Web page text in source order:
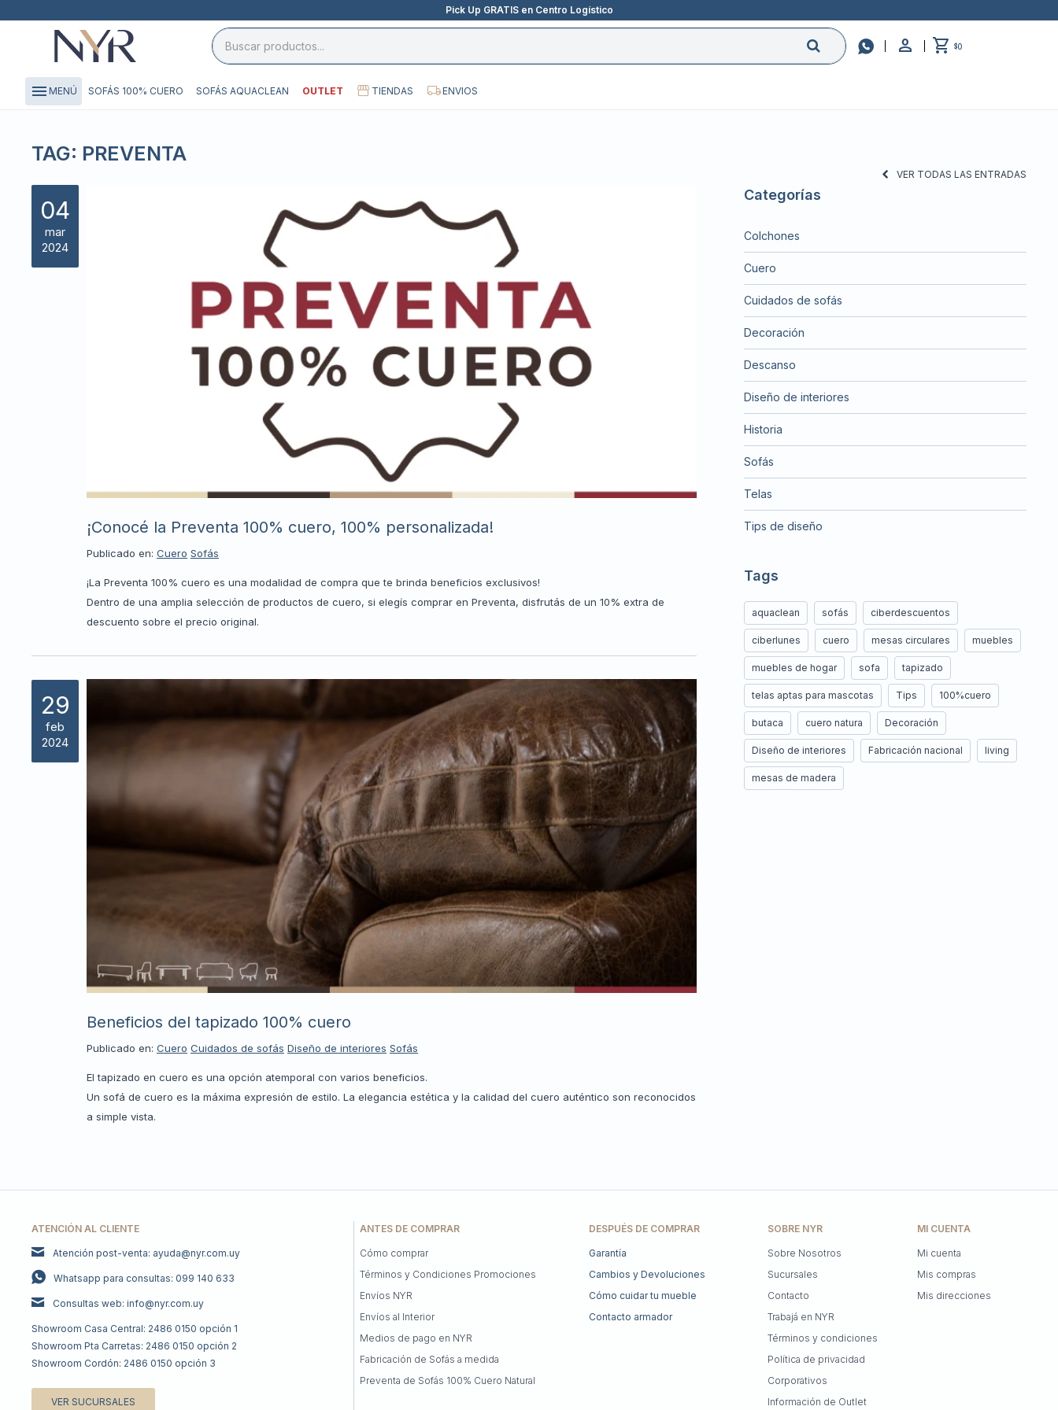
Pick Up GRATIS en Centro Logístico
 $0
menu MENÚ SOFÁS 100% CUERO SOFÁS AQUACLEAN OUTLET TIENDAS ENVIOS
TAG: PREVENTA
VER TODAS LAS ENTRADAS
¡Conocé la Preventa 100% cuero, 100% personalizada!
04
mar
2024
Publicado en: Cuero Sofás
¡La Preventa 100% cuero es una modalidad de compra que te brinda beneficios exclusivos!
Dentro de una amplia selección de productos de cuero, si elegís comprar en Preventa, disfrutás de un 10% extra de
descuento sobre el precio original.
Beneficios del tapizado 100% cuero
29
feb
2024
Publicado en: Cuero Cuidados de sofás Diseño de interiores Sofás
El tapizado en cuero es una opción atemporal con varios beneficios.
Un sofá de cuero es la máxima expresión de estilo. La elegancia estética y la calidad del cuero auténtico son reconocidos
a simple vista.
Categorías
Colchones
Cuero
Cuidados de sofás
Decoración
Descanso
Diseño de interiores
Historia
Sofás
Telas
Tips de diseño
Tags
aquaclean sofás ciberdescuentos
ciberlunes cuero mesas circulares muebles
muebles de hogar sofa tapizado
telas aptas para mascotas Tips 100%cuero
butaca cuero natura Decoración
Diseño de interiores Fabricación nacional living
mesas de madera
ATENCIÓN AL CLIENTE
Atención post-venta: ayuda@nyr.com.uy
Whatsapp para consultas: 099 140 633
Consultas web: info@nyr.com.uy
Showroom Casa Central: 2486 0150 opción 1
Showroom Pta Carretas: 2486 0150 opción 2
Showroom Cordón: 2486 0150 opción 3
VER SUCURSALES
DESPUÉS DE COMPRAR
Garantía
Cambios y Devoluciones
Cómo cuidar tu mueble
Contacto armador
SOBRE NYR
Sobre Nosotros
Sucursales
Contacto
Trabajá en NYR
Términos y condiciones
Política de privacidad
Corporativos
Información de Outlet
ANTES DE COMPRAR
Cómo comprar
Términos y Condiciones Promociones
Envíos NYR
Envíos al Interior
Medios de pago en NYR
Fabricación de Sofás a medida
Preventa de Sofás 100% Cuero Natural
MI CUENTA
Mi cuenta
Mis compras
Mis direcciones
close